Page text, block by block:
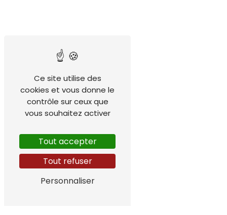
Ce site utilise des
cookies et vous donne le
contrôle sur ceux que
vous souhaitez activer
Tout accepter
Tout refuser
Personnaliser